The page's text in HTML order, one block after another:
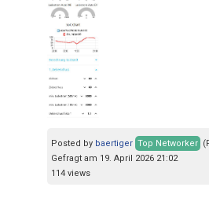
Posted by baertiger Top Networker
Gefragt am 19. April 2026 21:02
114 views